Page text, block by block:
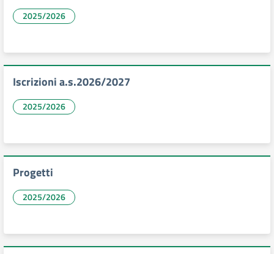
2025/2026
Iscrizioni a.s.2026/2027
2025/2026
Progetti
2025/2026